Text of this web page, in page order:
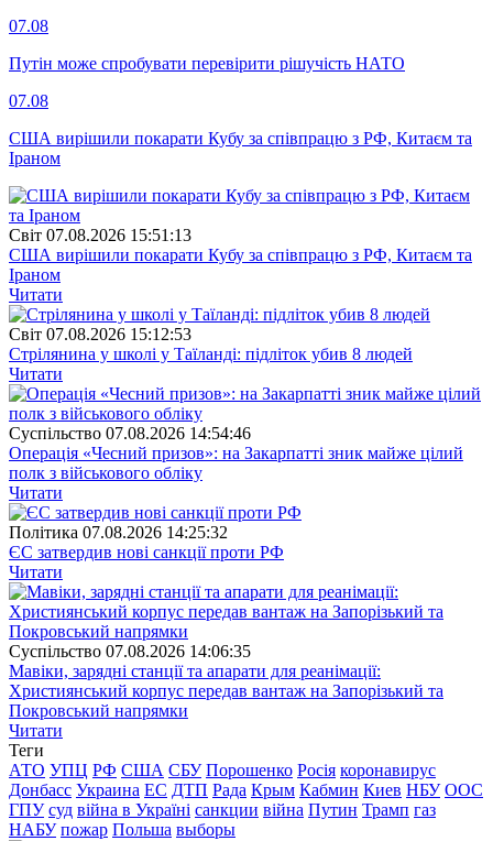
07.08
Путін може спробувати перевірити рішучість НАТО
07.08
США вирішили покарати Кубу за співпрацю з РФ, Китаєм та
Іраном
Свiт 07.08.2026 15:51:13
США вирішили покарати Кубу за співпрацю з РФ, Китаєм та
Іраном
Читати
Свiт 07.08.2026 15:12:53
Стрілянина у школі у Таїланді: підліток убив 8 людей
Читати
Суспiльство 07.08.2026 14:54:46
Операція «Чесний призов»: на Закарпатті зник майже цілий
полк з військового обліку
Читати
Полiтика 07.08.2026 14:25:32
ЄС затвердив нові санкції проти РФ
Читати
Суспiльство 07.08.2026 14:06:35
Мавіки, зарядні станції та апарати для реанімації:
Християнський корпус передав вантаж на Запорізький та
Покровський напрямки
Читати
Теги
АТО УПЦ РФ США СБУ Порошенко Росія коронавирус
Донбасс Украина ЕС ДТП Рада Крым Кабмин Киев НБУ ООС
ГПУ суд війна в Україні санкции війна Путин Трамп газ
НАБУ пожар Польша выборы